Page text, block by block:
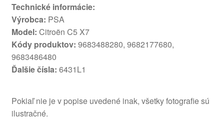
Technické informácie:
Výrobca: PSA
Model: Citroën C5 X7
Kódy produktov: 9683488280, 9682177680,
9683486480
Ďalšie čísla: 6431L1
Pokiaľ nie je v popise uvedené inak, všetky fotografie sú
ilustračné.